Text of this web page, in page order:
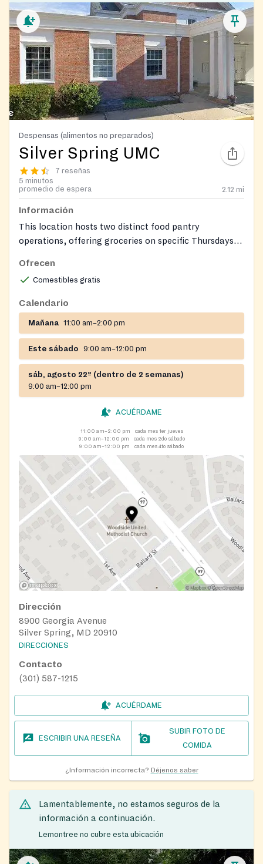
Despensas (alimentos no preparados)
Silver Spring UMC
7 reseñas
5 minutos
promedio de espera
2.12 mi
Información
This location hosts two distinct food pantry
operations, offering groceries on specific Thursdays
Ofrecen
Comestibles gratis
Calendario
Mañana 11:00 am–2:00 pm
Este sábado 9:00 am–12:00 pm
sáb, agosto 22º (dentro de 2 semanas)
9:00 am–12:00 pm
ACUÉRDAME
11:00 am–2:00 pm
cada mes 1er jueves
9:00 am–12:00 pm
cada mes 2do sábado
9:00 am–12:00 pm
cada mes 4to sábado
Dirección
8900 Georgia Avenue
Silver Spring, MD 20910
DIRECCIONES
Contacto
(301) 587-1215
ACUÉRDAME
ESCRIBIR UNA RESEÑA
SUBIR FOTO DE
COMIDA
¿Información incorrecta? Déjenos saber
Lamentablemente, no estamos seguros de la
información a continuación.
Lemontree no cubre esta ubicación